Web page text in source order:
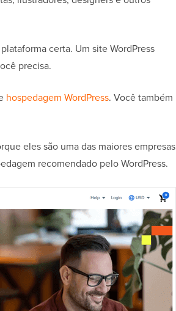
certa. Um site WordPress
precisa.
hospedagem WordPress. Você também
eles são uma das maiores empresas
recomendado pelo WordPress.